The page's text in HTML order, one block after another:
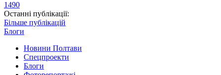
1490
Останні публікації:
Більше публікацій
Блоги
Новини Полтави
Спецпроекти
Блоги